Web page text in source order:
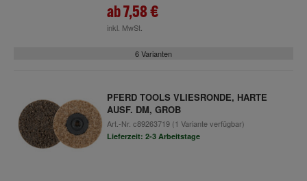
ab7,58 €
inkl. MwSt.
6 Varianten
PFERD TOOLS VLIESRONDE, HARTE
AUSF. DM, GROB
Art.-Nr. c89263719(1 Variante verfügbar)
Lieferzeit: 2-3 Arbeitstage